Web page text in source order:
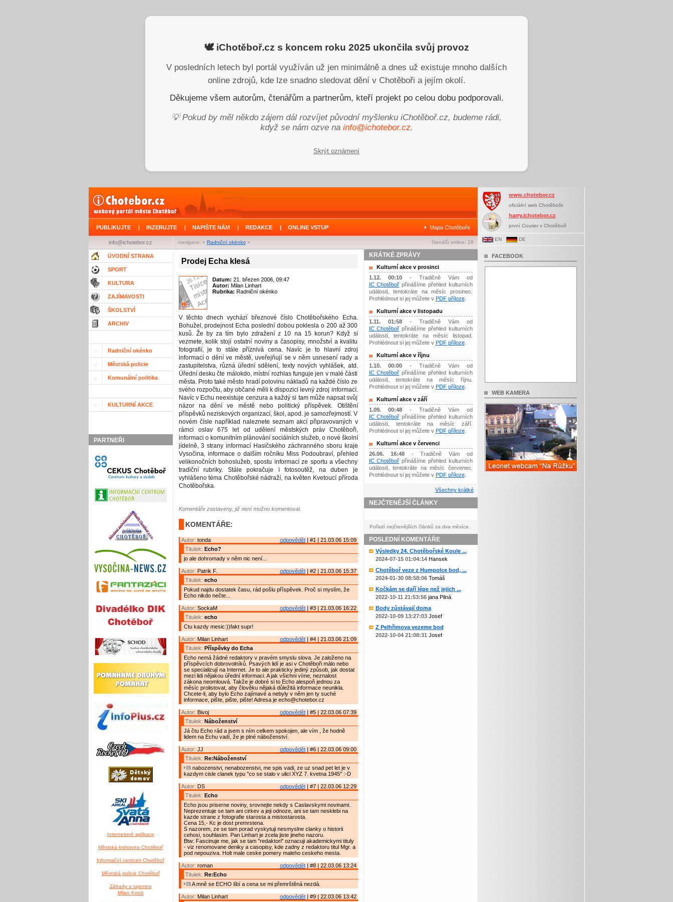
🕊️ iChotěboř.cz s koncem roku 2025 ukončila svůj provoz
V posledních letech byl portál využíván už jen minimálně a dnes už existuje mnoho dalších
online zdrojů, kde lze snadno sledovat dění v Chotěboři a jejím okolí.
Děkujeme všem autorům, čtenářům a partnerům, kteří projekt po celou dobu podporovali.
💡 Pokud by měl někdo zájem dál rozvíjet původní myšlenku iChotěboř.cz, budeme rádi,
když se nám ozve na info@ichotebor.cz.
Skrýt oznámení
PUBLIKUJTE | INZERUJTE | NAPIŠTE NÁM | REDAKCE | ONLINE VSTUP Mapa Chotěboře
navigace: » Radniční okénko » čtenářů online: 28
info@ichotebor.cz
ÚVODNÍ STRANA
SPORT
KULTURA
ZAJÍMAVOSTI
ŠKOLSTVÍ
ARCHIV
Radniční okénko
Městská policie
Komunální politika
KULTURNÍ AKCE
PARTNEŘI
Internetové aplikace
Městská knihovna Chotěboř
Informační centrum Chotěboř
Městská policie Chotěboř
Záhady a tajemno
Milan Knob
Prodej Echa klesá
Datum: 21. březen 2006, 09:47
Autor: Milan Linhart
Rubrika: Radniční okénko
V těchto dnech vychází březnové číslo Chotěbořského Echa.
Bohužel, prodejnost Echa poslední dobou poklesla o 200 až 300
kusů. Že by za tím bylo zdražení z 10 na 15 korun? Když si
vezmete, kolik stojí ostatní noviny a časopisy, množství a kvalitu
fotografií, je to stále příznivá cena. Navíc je to hlavní zdroj
informací o dění ve městě, uveřejňují se v něm usnesení rady a
zastupitelstva, různá úřední sdělení, texty nových vyhlášek, atd.
Úřední desku čte málokdo, místní rozhlas funguje jen v malé části
města. Proto také město hradí polovinu nákladů na každé číslo ze
svého rozpočtu, aby občané měli k dispozici levný zdroj informací.
Navíc v Echu neexistuje cenzura a každý si tam může napsat svůj
názor na dění ve městě nebo politický příspěvek. Otištění
příspěvků neziskových organizací, škol, apod. je samozřejmostí. V
novém čísle například naleznete seznam akcí připravovaných v
rámci oslav 675 let od udělení městských práv Chotěboři,
informaci o komunitním plánování sociálních služeb, o nové školní
jídelně, 3 strany informací Hasičského záchranného sboru kraje
Vysočina, informace o dalším ročníku Miss Podoubraví, přehled
velikonočních bohoslužeb, spostu informací ze sportu a všechny
tradiční rubriky. Stále pokračuje i fotosoutěž, na duben je
vyhlášeno téma Chotěbořské nádraží, na květen Kvetoucí příroda
Chotěbořska.
Komentáře zastaveny, již není možno komentovat.
KOMENTÁŘE:
odpovědět| #1 | 21.03.06 15:09
Autor: tonda
Titulek: Echo?
jo ale dohromady v něm nic není...
odpovědět| #2 | 21.03.06 15:37
Autor: Patrik F.
Titulek: echo
Pokud najdu dostatek času, rád pošlu příspěvek. Proč si myslím, že
Echo nikdo nečte...
odpovědět| #3 | 21.03.06 16:22
Autor: SockaM
Titulek: echo
Ctu kazdy mesic:))fakt supr!
odpovědět| #4 | 21.03.06 21:09
Autor: Milan Linhart
Titulek: Příspěvky do Echa
Echo nemá žádné redaktory v pravém smyslu slova. Je založeno na
příspěvcích dobrovolníků. Psavých lidí je asi v Chotěboři málo nebo
se specializují na Internet. Je to ale prakticky jediný způsob, jak dostat
mezi lidi nějakou úřední informaci. A jak všichni víme, neznalost
zákona neomlouvá. Takže je dobré si to Echo alespoň jednou za
měsíc prolistovat, aby člověku nějaká důležitá informace neunikla.
Chcete-li, aby bylo Echo zajímavé a nebyly v něm jen ty suché
informace, pište, pište, pište! Adresa je echo@chotebor.cz
odpovědět| #5 | 22.03.06 07:39
Autor: Bivoj
Titulek: Náboženství
Já čtu Echo rád a jsem s ním celkem spokojen, ale vím , že hodně
lidem na Echu vadí, že je plné náboženství.
odpovědět| #6 | 22.03.06 09:00
Autor: JJ
Titulek: Re:Náboženství
nabozenstvi, nenabozenstvi, me spis vadi, ze uz snad pet let je v
kazdym cisle clanek typu "co se stalo v ulici XYZ 7. kvetna 1945" :-D
odpovědět| #7 | 22.03.06 12:29
Autor: DS
Titulek: Echo
Echo jsou priserne noviny, srovnejte nekdy s Caslavskymi novinami.
Neprezentuje se tam ani cirkev a jeji odnoze, ani se tam nesklebi na
kazde strane z fotografie starosta a mistostarosta.
Cena 15,- Kc je dost premrstena.
S nazorem, ze se tam porad vyskytuji nesmyslne clanky o historii
cehosi, souhlasim. Pan Linhart je zcela jiste jineho nazoru.
Btw: Fascinuje me, jak se tam "redaktori" oznacuji akademickymi tituly
- viz renomovane deniky a casopisy, kde zadny z redaktoru titul Mgr. a
pod nepouziva. Holt male ceske pomery maleho ceskeho mesta.
odpovědět| #8 | 22.03.06 13:24
Autor: roman
Titulek: Re:Echo
A mně se ECHO líbí a cena se mi přemrštěná nezdá.
odpovědět| #9 | 22.03.06 13:42
Autor: Milan Linhart
KRÁTKÉ ZPRÁVY
Kulturní akce v prosinci
1.12. 00:10 - Tradičně Vám od
IC Chotěboř přinášíme přehled kulturních
událostí, tentokráte na měsíc prosinec.
Prohlédnout si jej můžete v PDF příloze.
Kulturní akce v listopadu
1.11. 01:58- Tradičně Vám od
IC Chotěboř přinášíme přehled kulturních
událostí, tentokráte na měsíc listopad.
Prohlédnout si jej můžete v PDF příloze.
Kulturní akce v říjnu
1.10. 00:00 - Tradičně Vám od
IC Chotěboř přinášíme přehled kulturních
událostí, tentokráte na měsíc říjnu.
Prohlédnout si jej můžete v PDF příloze.
Kulturní akce v září
1.09. 00:48 - Tradičně Vám od
IC Chotěboř přinášíme přehled kulturních
událostí, tentokráte na měsíc září.
Prohlédnout si jej můžete v PDF příloze.
Kulturní akce v červenci
26.06. 16:48 - Tradičně Vám od
IC Chotěboř přinášíme přehled kulturních
událostí, tentokráte na měsíc červenec.
Prohlédnout si jej můžete v PDF příloze.
Všechny krátké
NEJČTENĚJŠÍ ČLÁNKY
Pořadí nejčtenějších článků za dva měsíce.
POSLEDNÍ KOMENTÁŘE
Výsledky 24. Chotěbořské Koule ...
2024-07-15 01:04:14Hansek
Chotěboř veze z Humpolce bod, ...
2024-01-30 08:58:06Tomáš
Kočkám se daří lépe než jejich ...
2022-10-11 21:53:56jana Pilná
Body zůstávají doma
2022-10-09 13:27:03Josef
Z Pelhřimova vezeme bod
2022-10-04 21:08:31 Josef
www.chotebor.cz
oficiální web Chotěboře
harry.ichotebor.cz
první Courier v Chotěboři
EN DE
FACEBOOK
WEB KAMERA